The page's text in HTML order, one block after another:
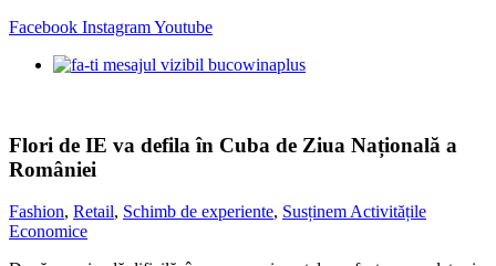
Facebook InstagramYoutube
Flori de IE va defila în Cuba de Ziua Națională a
României
Fashion, Retail, Schimb de experiente, Susținem Activitățile
Economice